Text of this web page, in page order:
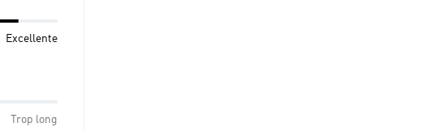
Excellente
Trop long